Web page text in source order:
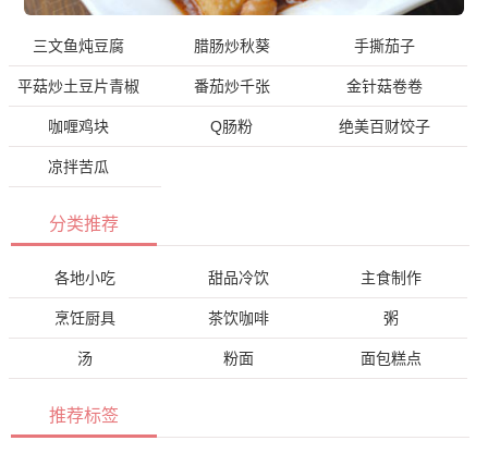
三文鱼炖豆腐 腊肠炒秋葵 手撕茄子
平菇炒土豆片青椒 番茄炒千张 金针菇卷卷
咖喱鸡块 Q肠粉 绝美百财饺子
凉拌苦瓜
分类推荐
各地小吃 甜品冷饮 主食制作
烹饪厨具 茶饮咖啡 粥
汤 粉面 面包糕点
推荐标签